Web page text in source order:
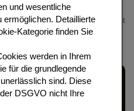
in Wien, perfektioniert in ganz
ist der Schlüssel: er wird nicht
bis er durchsichtig ist – eine
Strudelteig, frischen
und wesentliche
ermöglichen. Detaillierte
Kategorie finden Sie
werden in Ihrem
für die grundlegende
sind. Diese
DSGVO nicht Ihre